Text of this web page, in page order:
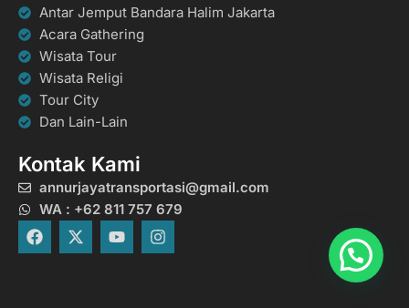
Antar Jemput Bandara Halim Jakarta
Acara Gathering
Wisata Tour
Wisata Religi
Tour City
Dan Lain-Lain
Kontak Kami
annurjayatransportasi@gmail.com
WA : +62 811 757 679
F
a
X
-
Y
o
I
n